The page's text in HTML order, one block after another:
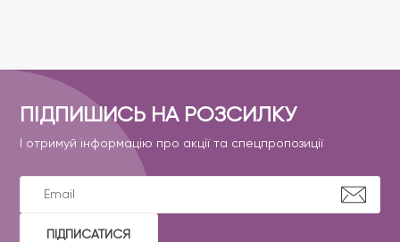
ПІДПИШИСЬ НА РОЗСИЛКУ
І отримуй інформацію про акції та спецпропозиції
ПІДПИСАТИСЯ